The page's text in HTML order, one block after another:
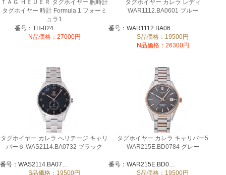
ＴＡＧ ＨＥＵＥＲ タグホイヤー 腕時計
タグホイヤー 時計 Formula 1 フォーミ
ュラ1
番号：TH-024
N品価格：27000円
タグホイヤー カレラ レディ
WAR1112.BA0601 ブルー
S品価格：19500円
N品価格：26300円
タグホイヤー カレラ へリテージ キャリ
バー６ WAS2114.BA0732 ブラック
S品価格：19500円
タグホイヤー カレラ キャリバー5
WAR215E.BD0784 グレー
S品価格：19500円